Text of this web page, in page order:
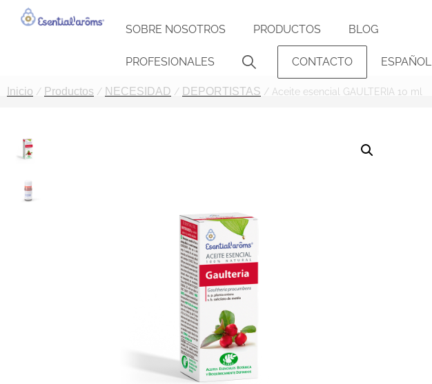
SOBRE NOSOTROS PRODUCTOS BLOG
PROFESIONALES CONTACTO ESPAÑOL
Inicio / Productos / NECESIDAD / DEPORTISTAS / Aceite esencial GAULTERIA 10 ml